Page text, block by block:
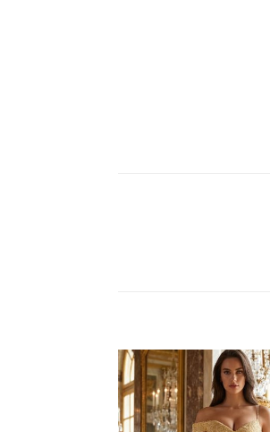
Add to
wishlist